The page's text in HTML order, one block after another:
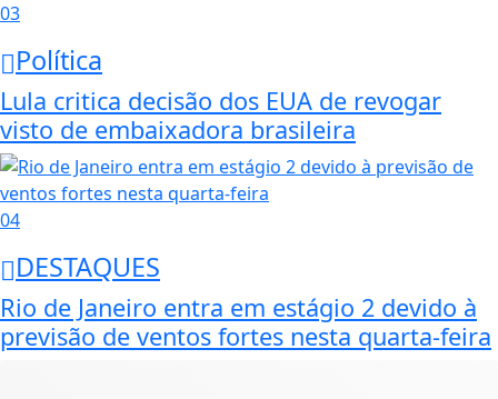
03
Política
Lula critica decisão dos EUA de revogar
visto de embaixadora brasileira
04
DESTAQUES
Rio de Janeiro entra em estágio 2 devido à
previsão de ventos fortes nesta quarta-feira